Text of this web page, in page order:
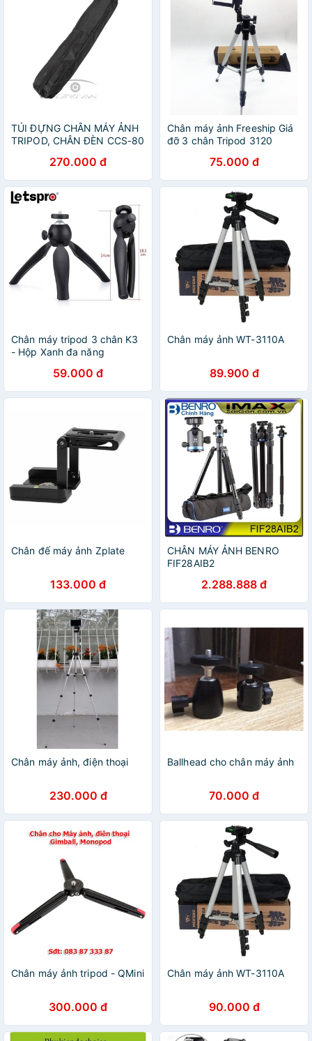
TÚI ĐỰNG CHÂN MÁY ẢNH
TRIPOD, CHÂN ĐÈN CCS-80
270.000 đ
Chân máy ảnh Freeship Giá
đỡ 3 chân Tripod 3120
75.000 đ
Chân máy tripod 3 chân K3
- Hộp Xanh đa năng
59.000 đ
Chân máy ảnh WT-3110A
89.900 đ
Chân đế máy ảnh Zplate
133.000 đ
CHÂN MÁY ẢNH BENRO
FIF28AIB2
2.288.888 đ
Chân máy ảnh, điện thoại
230.000 đ
Ballhead cho chân máy ảnh
70.000 đ
Chân máy ảnh tripod - QMini
300.000 đ
Chân máy ảnh WT-3110A
90.000 đ